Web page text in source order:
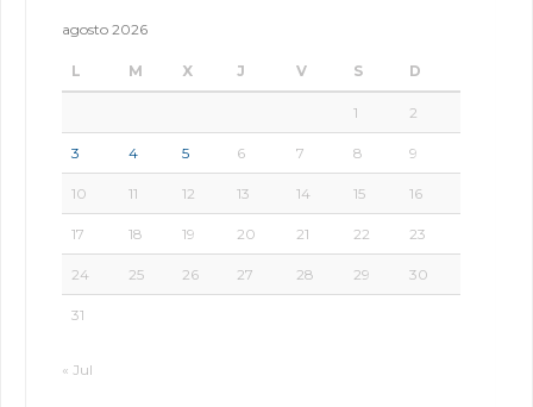
agosto 2026
L M X J V S D
1 2
3 4 5 6 7 8 9
10 11 12 13 14 15 16
17 18 19 20 21 22 23
24 25 26 27 28 29 30
31
« Jul